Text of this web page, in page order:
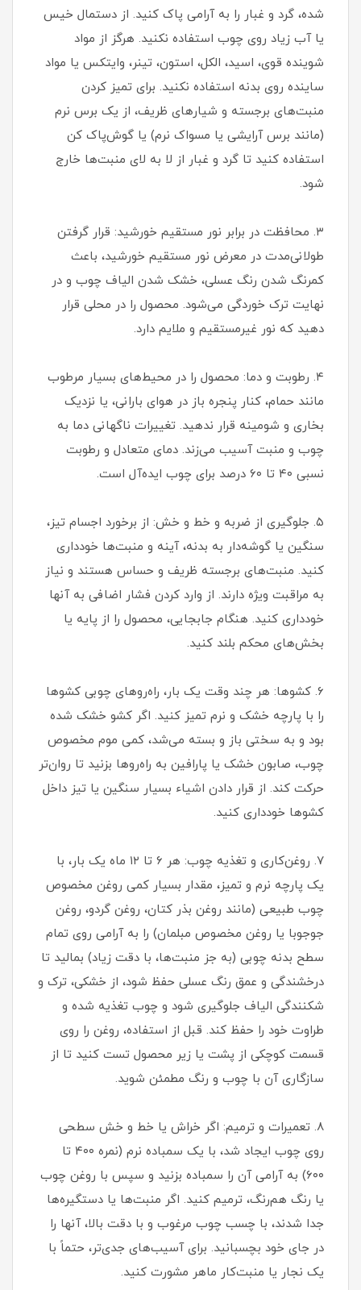
شده، گرد و غبار را به آرامی پاک کنید. از دستمال خیس
یا آب زیاد روی چوب استفاده نکنید. هرگز از مواد
شوینده قوی، اسید، الکل، استون، تینر، وایتکس یا مواد
ساینده روی بدنه استفاده نکنید. برای تمیز کردن
منبت‌های برجسته و شیارهای ظریف، از یک برس نرم
(مانند برس آرایشی یا مسواک نرم) یا گوش‌پاک کن
استفاده کنید تا گرد و غبار از لا به لای منبت‌ها خارج
شود.
۳. محافظت در برابر نور مستقیم خورشید: قرار گرفتن
طولانی‌مدت در معرض نور مستقیم خورشید، باعث
کمرنگ شدن رنگ عسلی، خشک شدن الیاف چوب و در
نهایت ترک خوردگی می‌شود. محصول را در محلی قرار
دهید که نور غیرمستقیم و ملایم دارد.
۴. رطوبت و دما: محصول را در محیط‌های بسیار مرطوب
مانند حمام، کنار پنجره باز در هوای بارانی، یا نزدیک
بخاری و شومینه قرار ندهید. تغییرات ناگهانی دما به
چوب و منبت آسیب می‌زند. دمای متعادل و رطوبت
نسبی ۴۰ تا ۶۰ درصد برای چوب ایده‌آل است.
۵. جلوگیری از ضربه و خط و خش: از برخورد اجسام تیز،
سنگین یا گوشه‌دار به بدنه، آینه و منبت‌ها خودداری
کنید. منبت‌های برجسته ظریف و حساس هستند و نیاز
به مراقبت ویژه دارند. از وارد کردن فشار اضافی به آنها
خودداری کنید. هنگام جابجایی، محصول را از پایه یا
بخش‌های محکم بلند کنید.
۶. کشوها: هر چند وقت یک بار، راه‌روهای چوبی کشوها
را با پارچه خشک و نرم تمیز کنید. اگر کشو خشک شده
بود و به سختی باز و بسته می‌شد، کمی موم مخصوص
چوب، صابون خشک یا پارافین به راه‌روها بزنید تا روان‌تر
حرکت کند. از قرار دادن اشیاء بسیار سنگین یا تیز داخل
کشوها خودداری کنید.
۷. روغن‌کاری و تغذیه چوب: هر ۶ تا ۱۲ ماه یک بار، با
یک پارچه نرم و تمیز، مقدار بسیار کمی روغن مخصوص
چوب طبیعی (مانند روغن بذر کتان، روغن گردو، روغن
جوجوبا یا روغن مخصوص مبلمان) را به آرامی روی تمام
سطح بدنه چوبی (به جز منبت‌ها، با دقت زیاد) بمالید تا
درخشندگی و عمق رنگ عسلی حفظ شود، از خشکی، ترک و
شکنندگی الیاف جلوگیری شود و چوب تغذیه شده و
طراوت خود را حفظ کند. قبل از استفاده، روغن را روی
قسمت کوچکی از پشت یا زیر محصول تست کنید تا از
سازگاری آن با چوب و رنگ مطمئن شوید.
۸. تعمیرات و ترمیم: اگر خراش یا خط و خش سطحی
روی چوب ایجاد شد، با یک سمباده نرم (نمره ۴۰۰ تا
۶۰۰) به آرامی آن را سمباده بزنید و سپس با روغن چوب
یا رنگ هم‌رنگ، ترمیم کنید. اگر منبت‌ها یا دستگیره‌ها
جدا شدند، با چسب چوب مرغوب و با دقت بالا، آنها را
در جای خود بچسبانید. برای آسیب‌های جدی‌تر، حتماً با
یک نجار یا منبت‌کار ماهر مشورت کنید.